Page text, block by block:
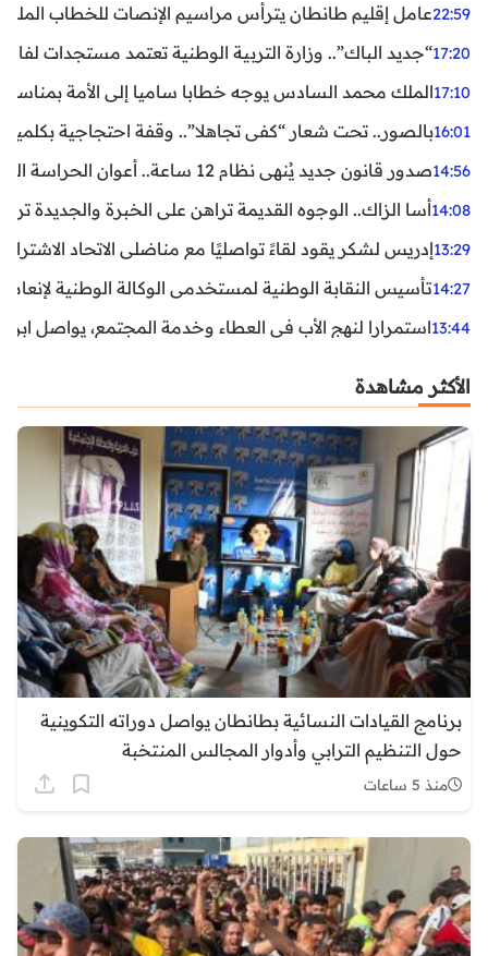
22:59عامل إقليم طانطان يترأس مراسيم الإنصات للخطاب
17:20“جديد الباك”.. وزارة التربية الوطنية تعتمد مستجدات
17:10الملك محمد السادس يوجه خطابا ساميا إلى الأمة بمناسبة الذكرى الـ27
16:01بالصور.. تحت شعار “كفى تجاهلا”.. وقفة احتجاجية بكلميم
14:56صدور قانون جديد يُنهي نظام 12 ساعة.. أعوان الحراسة الخاصة يستفيدون من المدة القانونية للشغل
14:08أسا الزاك.. الوجوه القديمة تراهن على الخبرة والجديدة
13:29إدريس لشكر يقود لقاءً تواصليًا مع مناضلي الاتحاد
14:27تأسيس النقابة الوطنية لمستخدمي الوكالة الوطنية
13:44استمرارا لنهج الأب في العطاء وخدمة المجتمع، يواصل ابن
الأكثر مشاهدة
برنامج القيادات النسائية بطانطان يواصل دوراته التكوينية
حول التنظيم الترابي وأدوار المجالس المنتخبة
منذ 5 ساعات